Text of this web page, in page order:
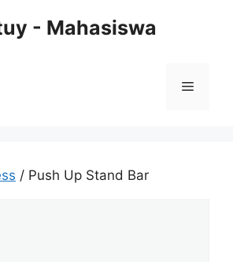
- Mahasiswa
Menu
/ Push Up Stand Bar